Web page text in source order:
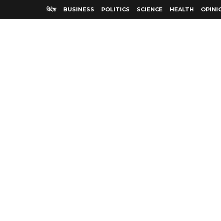
विदेश BUSINESS POLITICS SCIENCE HEALTH